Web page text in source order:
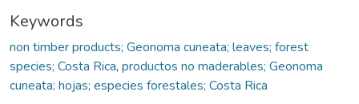
Keywords
non timber products; Geonoma cuneata; leaves; forest
species; Costa Rica, productos no maderables; Geonoma
cuneata; hojas; especies forestales; Costa Rica